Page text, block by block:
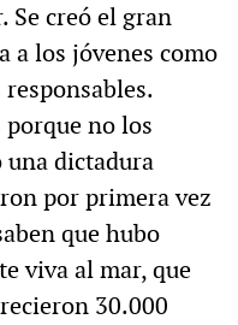
Se creó el gran
a los jóvenes como
no los
dictadura
por primera vez
que hubo
viva al mar, que
30.000